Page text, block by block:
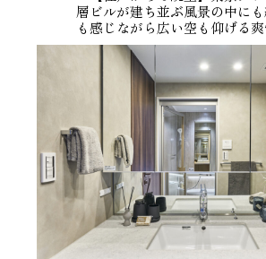
層ビルが建ち並ぶ風景の中に
も感じながら広い空も仰げる爽